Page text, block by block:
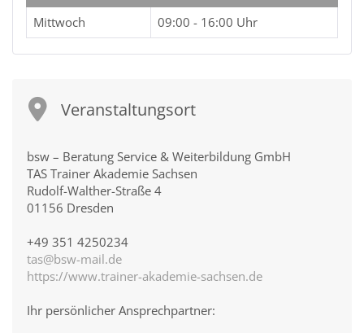
Mittwoch
09:00 - 16:00 Uhr
Veranstaltungsort
bsw – Beratung Service & Weiterbildung GmbH
TAS Trainer Akademie Sachsen
Rudolf-Walther-Straße 4
01156 Dresden
+49 351 4250234
tas@bsw-mail.de
https://www.trainer-akademie-sachsen.de
Ihr persönlicher Ansprechpartner: